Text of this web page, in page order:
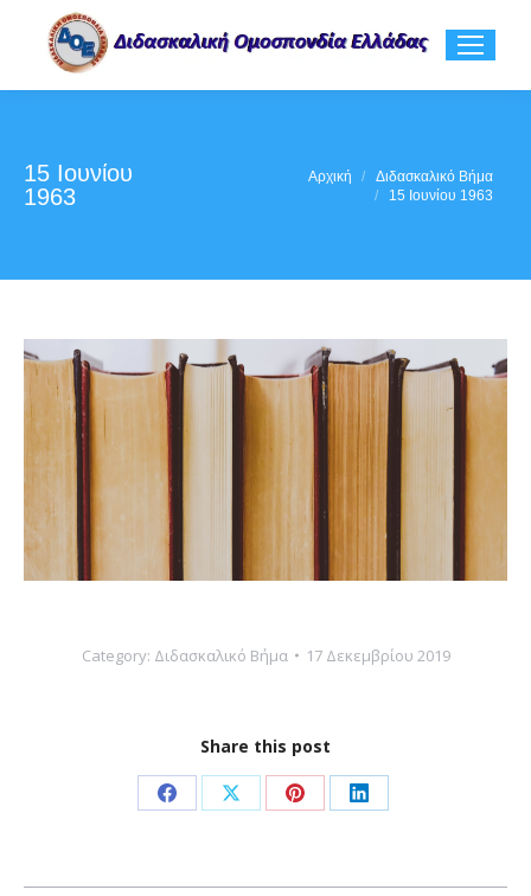
15 Ιουνίου
1963
Αρχική
Διδασκαλικό Βήμα
15 Ιουνίου 1963
Category: Διδασκαλικό Βήμα 17 Δεκεμβρίου 2019
Share this post
Share
Facebook
Share
X
Share
Pinterest
Share
LinkedIn